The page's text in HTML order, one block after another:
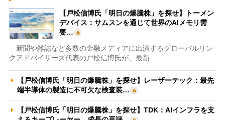
【戸松信博氏「明日の爆騰株」を探せ】トーメン
デバイス：サムスンを通じて世界のAIメモリ需
要…
新聞や雑誌など多数の金融メディアに出演するグローバルリン
クアドバイザーズ代表の戸松信博氏が、最新…
【戸松信博氏「明日の爆騰株」を探せ】レーザーテック：最先
端半導体の製造に不可欠な検査装…
【戸松信博氏「明日の爆騰株」を探せ】TDK：AIインフラを支